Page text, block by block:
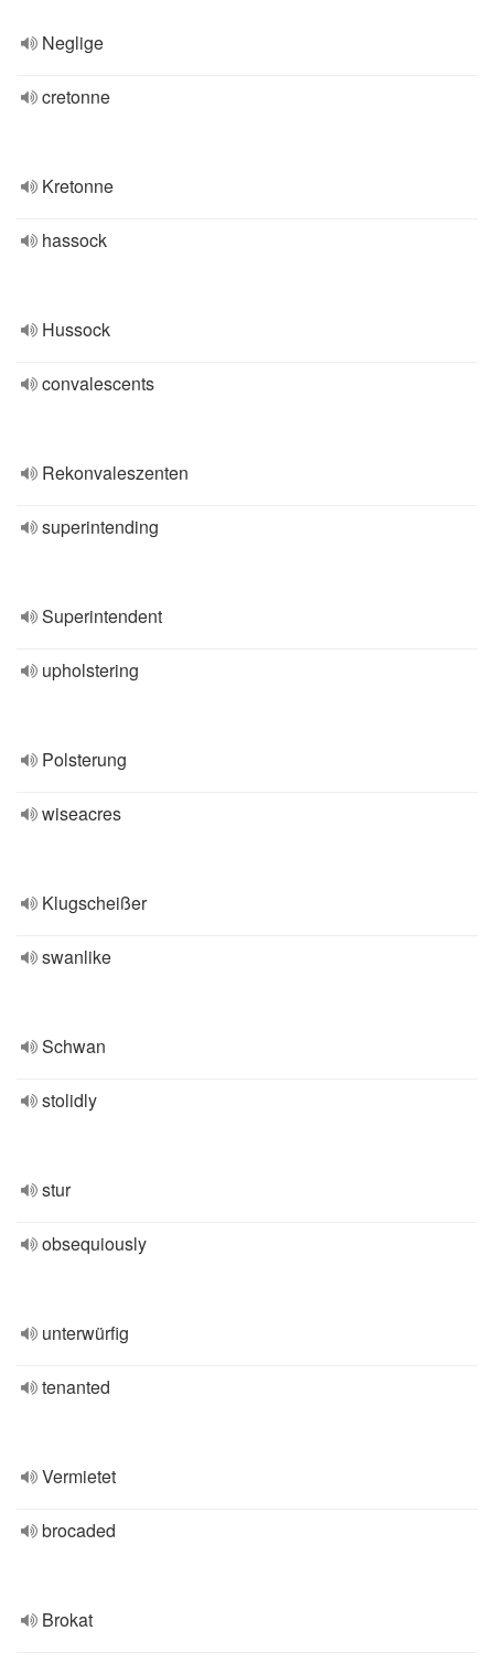
Neglige
cretonne
Kretonne
hassock
Hussock
convalescents
Rekonvaleszenten
superintending
Superintendent
upholstering
Polsterung
wiseacres
Klugscheißer
swanlike
Schwan
stolidly
stur
obsequiously
unterwürfig
tenanted
Vermietet
brocaded
Brokat